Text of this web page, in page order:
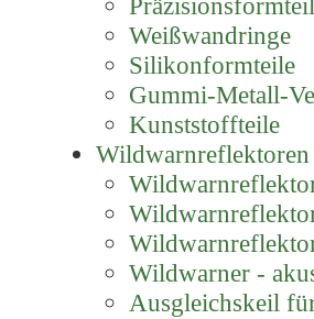
Weißwandringe
Silikonformteile
Gummi-Metall-
Kunststoffteile
Wildwarnreflektoren
Wildwarner -
Ausgleichskeil